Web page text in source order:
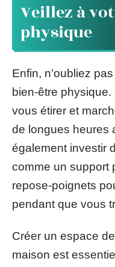
Veillez à
physique
Enfin, n’oubliez
bien-être
vous étirer et
de longues heures
également investir
comme un support
repose-poignets
pendant que vous
Créer un espace
maison est